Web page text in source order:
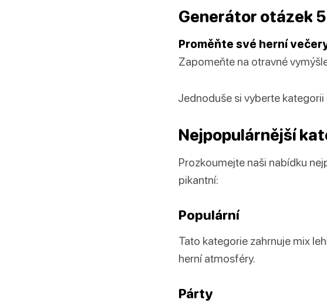
Generátor otázek
Proměňte své herní
Zapomeňte na otravné
Jednoduše si vyberte
Nejpopulárnější
Prozkoumejte naši nabídku
pikantní:
Populární
Tato kategorie zahrnuje mix
herní atmosféry.
Párty